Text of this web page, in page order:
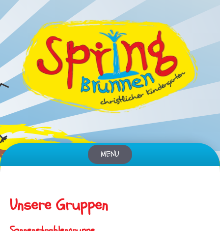
MENU
Skip
Unsere Gruppen